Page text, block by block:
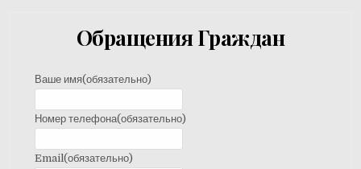
Обращения Граждан
Ваше имя(обязательно)
Номер телефона(обязательно)
Email(обязательно)